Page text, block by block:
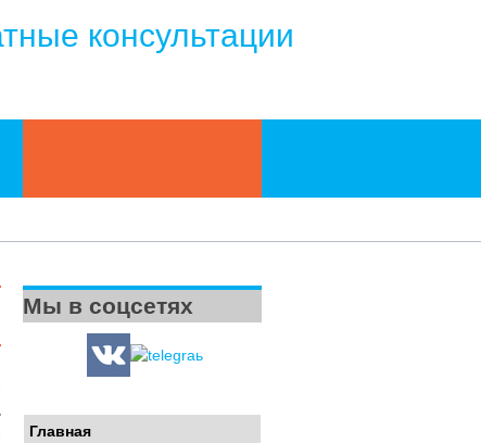
консультации
Мы в соцсетях
Главная